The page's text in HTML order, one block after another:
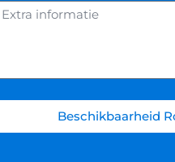
Beschikbaarheid